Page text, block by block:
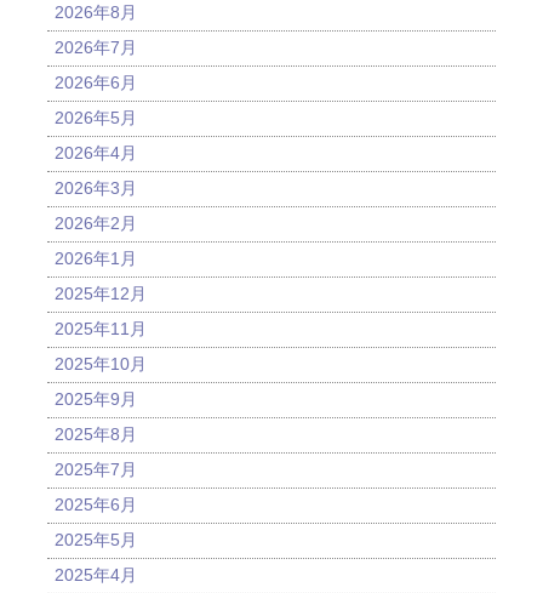
2026年8月
2026年7月
2026年6月
2026年5月
2026年4月
2026年3月
2026年2月
2026年1月
2025年12月
2025年11月
2025年10月
2025年9月
2025年8月
2025年7月
2025年6月
2025年5月
2025年4月